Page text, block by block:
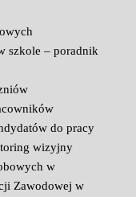
szkole – poradnik
do pracy
wizyjny
w
Zawodowej w